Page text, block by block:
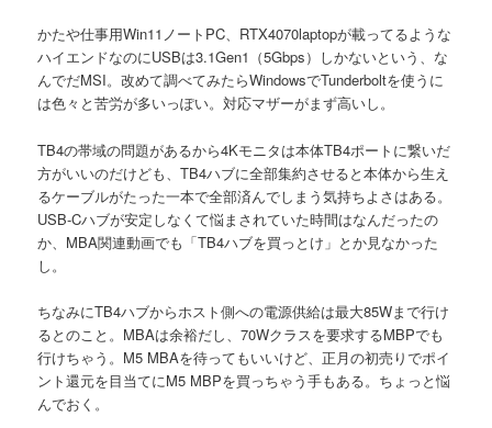
かたや仕事用Win11ノートPC、RTX4070laptopが載ってるような
ハイエンドなのにUSBは3.1Gen1（5Gbps）しかないという、な
んでだMSI。改めて調べてみたらWindowsでTunderboltを使うに
は色々と苦労が多いっぽい。対応マザーがまず高いし。
TB4の帯域の問題があるから4Kモニタは本体TB4ポートに繋いだ
方がいいのだけども、TB4ハブに全部集約させると本体から生え
るケーブルがたった一本で全部済んでしまう気持ちよさはある。
USB-Cハブが安定しなくて悩まされていた時間はなんだったの
か、MBA関連動画でも「TB4ハブを買っとけ」とか見なかった
し。
ちなみにTB4ハブからホスト側への電源供給は最大85Wまで行け
るとのこと。MBAは余裕だし、70Wクラスを要求するMBPでも
行けちゃう。M5 MBAを待ってもいいけど、正月の初売りでポイ
ント還元を目当てにM5 MBPを買っちゃう手もある。ちょっと悩
んでおく。